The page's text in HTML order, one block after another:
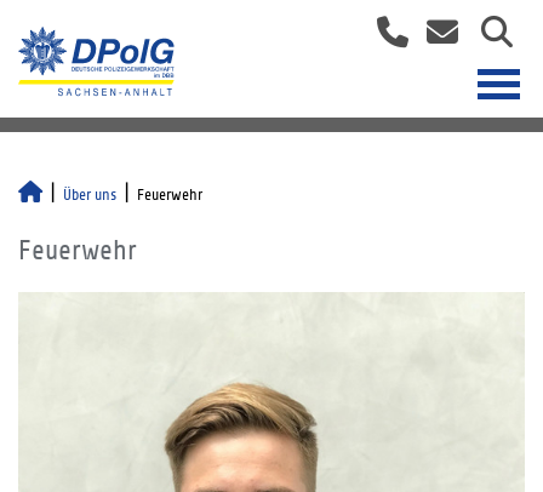
Über uns Feuerwehr
Feuerwehr